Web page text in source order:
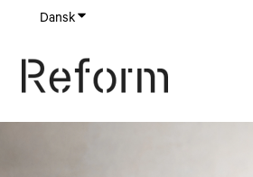
DanskVis undermenu for oversættelser